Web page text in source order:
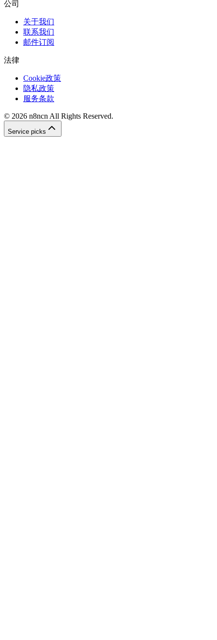
公司
关于我们
联系我们
邮件订阅
法律
Cookie政策
隐私政策
服务条款
© 2026 n8ncn All Rights Reserved.
Service picks